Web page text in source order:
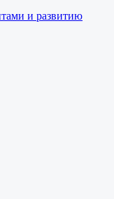
и развитию